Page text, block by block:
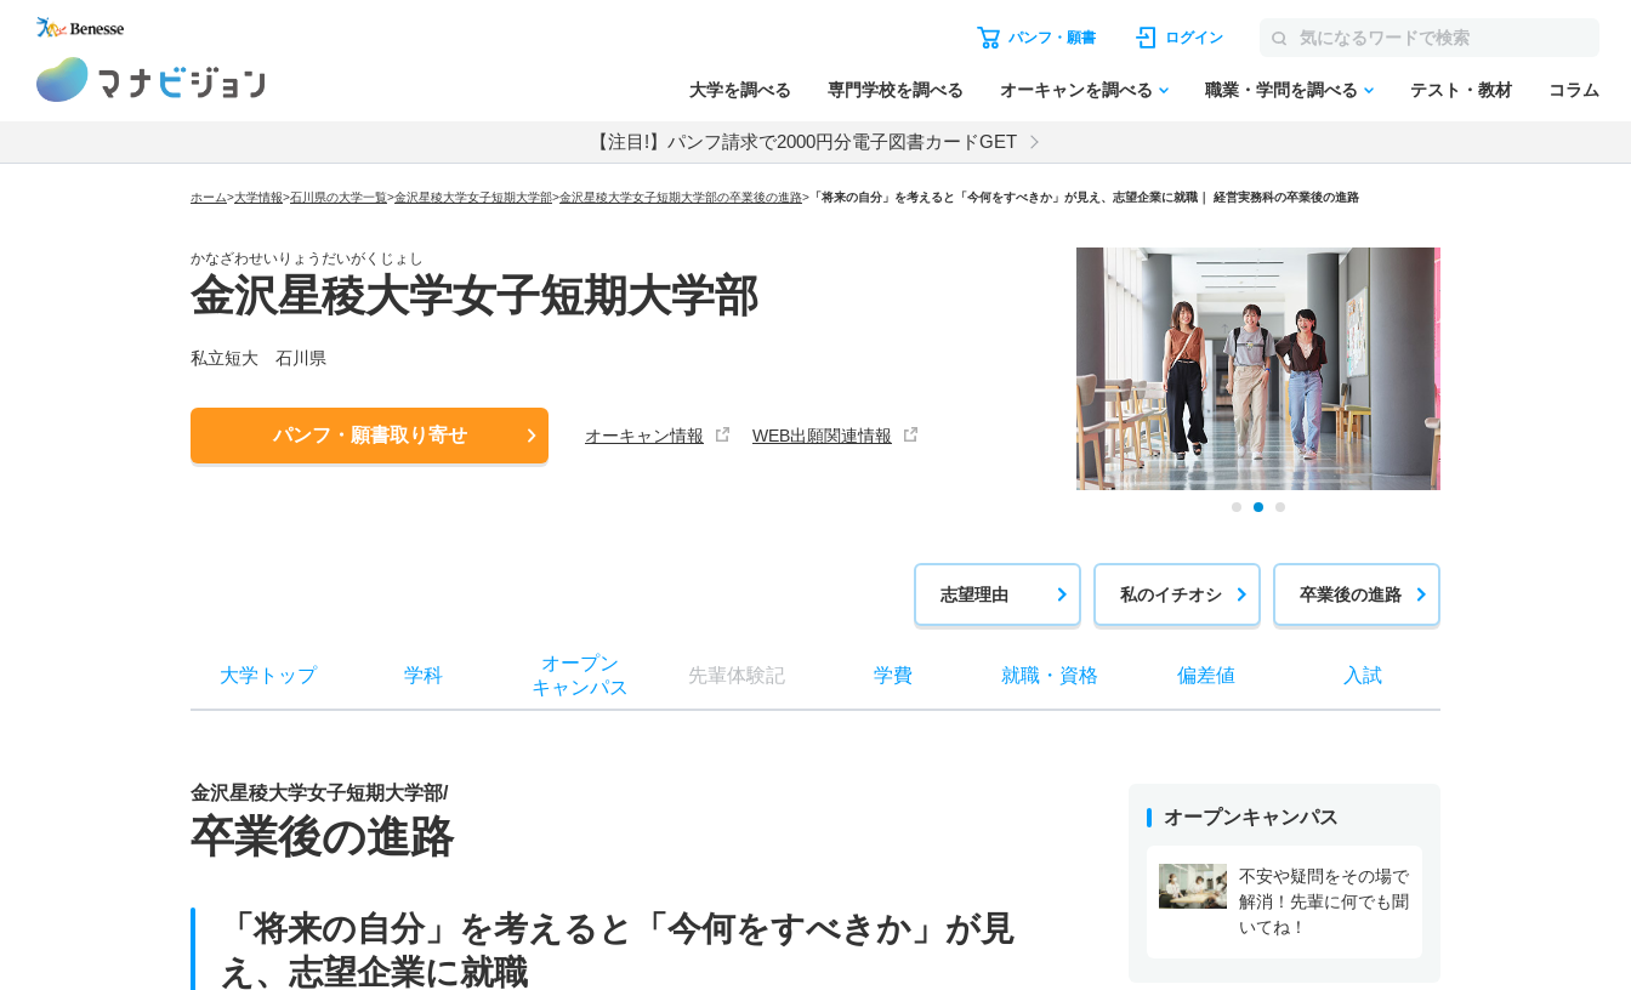
パンフ・願書 ログイン
大学を調べる 専門学校を調べる オーキャンを調べる 職業・学問を調べる テスト・教材 コラム
【注目!】パンフ請求で2000円分電子図書カードGET
ホーム>大学情報>石川県の大学一覧>金沢星稜大学女子短期大学部>金沢星稜大学女子短期大学部の卒業後の進路> 「将来の自分」を考えると「今何をすべきか」が見え、志望企業に就職｜ 経営実務科の卒業後の進路
かなざわせいりょうだいがくじょし
金沢星稜大学女子短期大学部
私立短大 石川県
パンフ・願書取り寄せ オーキャン情報 WEB出願関連情報
志望理由 私のイチオシ 卒業後の進路
大学トップ 学科
オープン
キャンパス
先輩体験記 学費 就職・ 資格 偏差値 入試
金沢星稜大学女子短期大学部/
卒業後の進路
「将来の自分」を考えると「今何をすべきか」が見
え、志望企業に就職
オープンキャンパス
不安や疑問をその場で
解消！先輩に何でも聞
いてね！